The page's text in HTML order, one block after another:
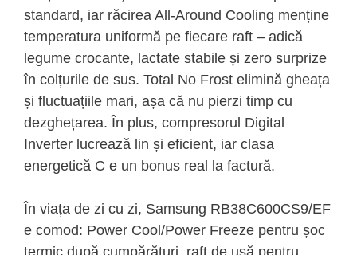
standard, iar răcirea All-Around Cooling menține
temperatura uniformă pe fiecare raft – adică
legume crocante, lactate stabile și zero surprize
în colțurile de sus. Total No Frost elimină gheața
și fluctuațiile mari, așa că nu pierzi timp cu
dezghețarea. În plus, compresorul Digital
Inverter lucrează lin și eficient, iar clasa
energetică C e un bonus real la factură.
În viața de zi cu zi, Samsung RB38C600CS9/EF
e comod: Power Cool/Power Freeze pentru șoc
termic după cumpărături, raft de ușă pentru